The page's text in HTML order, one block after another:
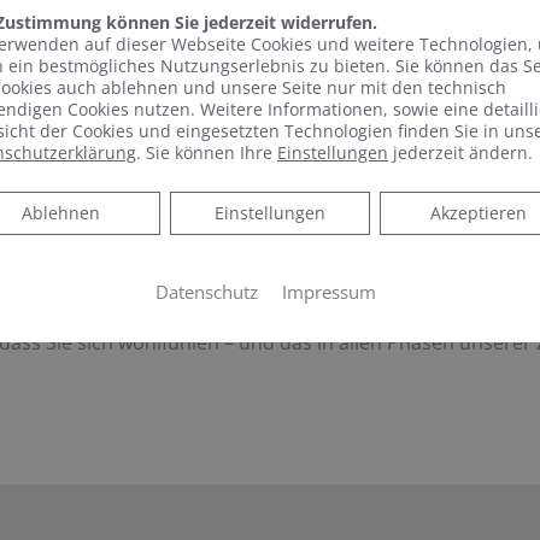
Ihre Lösung genau zu Ihren Wünschen passt. Deshalb
Sie umfassend und individuell.
fundierte Entscheidung treffen können, erhalten Sie von
transparente Kostenaufstellung.
Sie lange Freude an den Ergebnissen unserer Arbeit
mit renommierten Herstellern und installieren nur
Sie sich wohlfühlen – und das in allen Phasen
können Sie jederzeit widerrufen.
auf dieser Webseite Cookies und weitere Technologien,
ein bestmögliches Nutzungserlebnis zu bieten. Sie können das
auch ablehnen und unsere Seite nur mit den technisch
Cookies nutzen. Weitere Informationen, sowie eine
der Cookies und eingesetzten Technologien finden Sie in
. Sie können Ihre Einstellungen jederzeit ändern.
Akzeptieren
Einstellungen
Ablehnen
Ablehnen
Datenschutz Impressum